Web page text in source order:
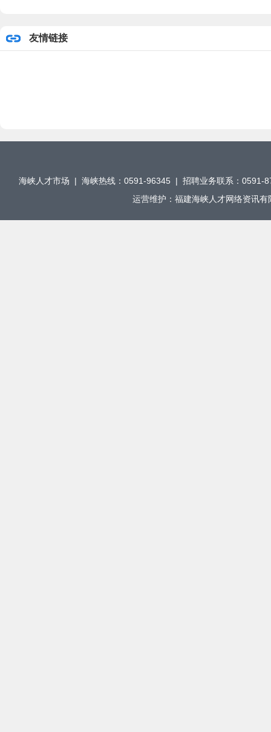
友情链接
海峡人才市场 | 海峡热线：0591-96345 | 招聘业务联系：
运营维护：福建海峡人才网络资讯